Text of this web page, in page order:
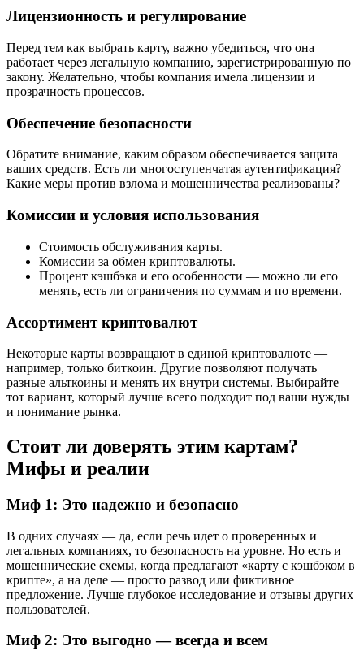
Лицензионность и регулирование
Перед тем как выбрать карту, важно убедиться, что она
работает через легальную компанию, зарегистрированную по
закону. Желательно, чтобы компания имела лицензии и
прозрачность процессов.
Обеспечение безопасности
Обратите внимание, каким образом обеспечивается защита
ваших средств. Есть ли многоступенчатая аутентификация?
Какие меры против взлома и мошенничества реализованы?
Комиссии и условия использования
Стоимость обслуживания карты.
Комиссии за обмен криптовалюты.
Процент кэшбэка и его особенности — можно ли его
менять, есть ли ограничения по суммам и по времени.
Ассортимент криптовалют
Некоторые карты возвращают в единой криптовалюте —
например, только биткоин. Другие позволяют получать
разные альткоины и менять их внутри системы. Выбирайте
тот вариант, который лучше всего подходит под ваши нужды
и понимание рынка.
Стоит ли доверять этим картам?
Мифы и реалии
Миф 1: Это надежно и безопасно
В одних случаях — да, если речь идет о проверенных и
легальных компаниях, то безопасность на уровне. Но есть и
мошеннические схемы, когда предлагают «карту с кэшбэком в
крипте», а на деле — просто развод или фиктивное
предложение. Лучше глубокое исследование и отзывы других
пользователей.
Миф 2: Это выгодно — всегда и всем